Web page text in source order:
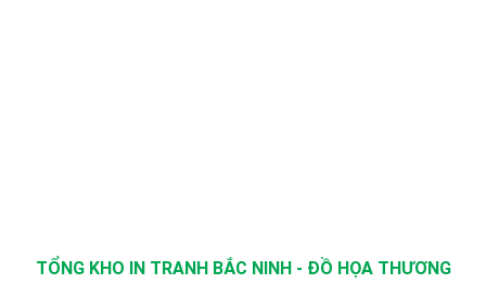
TỔNG KHO IN TRANH BẮC NINH - ĐỒ HỌA THƯƠNG